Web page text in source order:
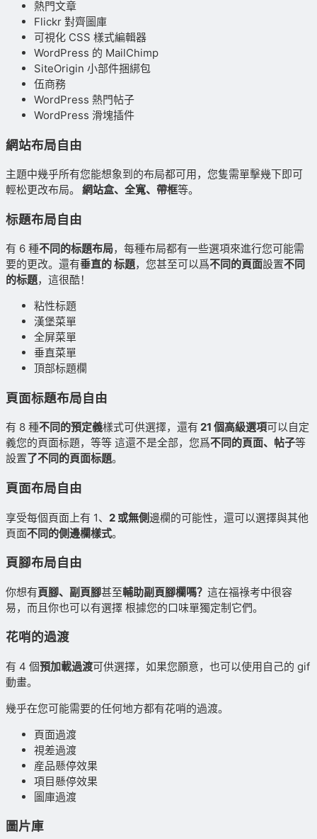
熱門文章
Flickr 對齊圖庫
可視化 CSS 樣式編輯器
WordPress 的 MailChimp
SiteOrigin 小部件捆綁包
伍商務
WordPress 熱門帖子
WordPress 滑塊插件
網站布局自由
主題中幾乎所有您能想象到的布局都可用，您隻需單擊幾下即可
輕松更改布局。
網站盒、全寬、帶框等。
标題布局自由
有 6 種不同的标題布局，每種布局都有一些選項來進行您可能需
要的更改。還有垂直的 标題，您甚至可以爲不同的頁面設置不同
的标題，這很酷！
粘性标題
漢堡菜單
全屏菜單
垂直菜單
頂部标題欄
頁面标題布局自由
有 8 種不同的預定義樣式可供選擇，還有 21 個高級選項可以自定
義您的頁面标題，等等 這還不是全部，您爲不同的頁面、帖子等
設置了不同的頁面标題。
頁面布局自由
享受每個頁面上有 1、 2 或無側邊欄的可能性，還可以選擇與其他
頁面不同的側邊欄樣式。
頁腳布局自由
你想有頁腳、副頁腳甚至輔助副頁腳欄嗎？ 這在福祿考中很容
易，而且你也可以有選擇 根據您的口味單獨定制它們。
花哨的過渡
有 4 個預加載過渡可供選擇，如果您願意，也可以使用自己的 gif
動畫。
幾乎在您可能需要的任何地方都有花哨的過渡。
頁面過渡
視差過渡
産品懸停效果
項目懸停效果
圖庫過渡
圖片庫